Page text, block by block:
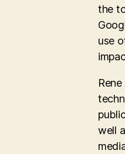
the
use
well